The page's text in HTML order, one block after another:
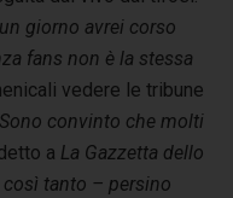
giorno avrei corso
fans non è la stessa
vedere le tribune
Sono convinto che molti
a La Gazzetta dello
tanto – persino